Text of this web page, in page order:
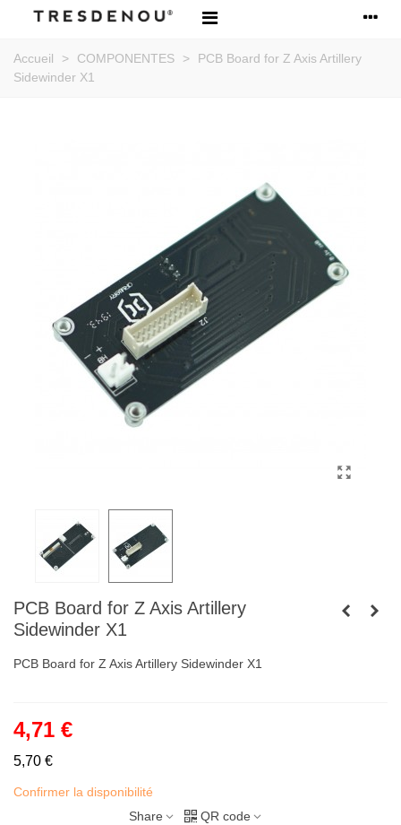
Accueil > COMPONENTES >
PCB Board for Z Axis Artillery
Sidewinder X1
PCB Board for Z Axis Artillery
Sidewinder X1
PCB Board for Z Axis Artillery Sidewinder X1
4,71 €
5,70 €
Confirmer la disponibilité
Share
QR code